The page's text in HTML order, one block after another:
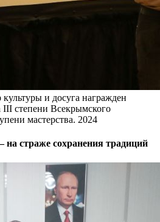
и досуга награжден
степени Всекрымского
мастерства. 2024
на страже сохранения традиций